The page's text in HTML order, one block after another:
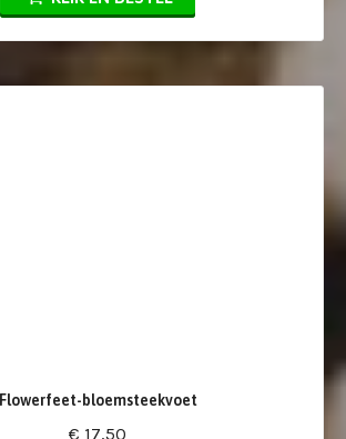
Flowerfeet-bloemsteekvoet
€ 17,50